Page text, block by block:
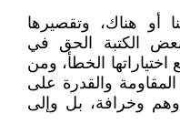
أو هناك، وتقصيرها
الكتبة الحق في
الخطأ، ومن
والقدرة على
وهم وخرافة، بل وإلى